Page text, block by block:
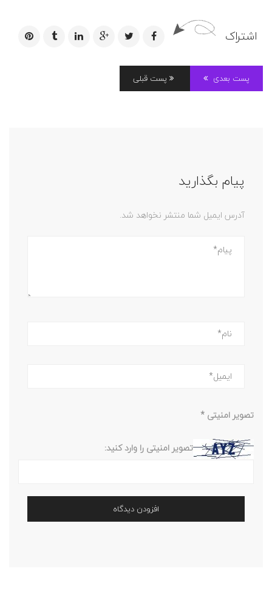
اشتراک
پست قبلی پست بعدی
پیام بگذارید
آدرس ایمیل شما منتشر نخواهد شد.
تصویر امنیتی *
تصویر امنیتی را وارد کنید: